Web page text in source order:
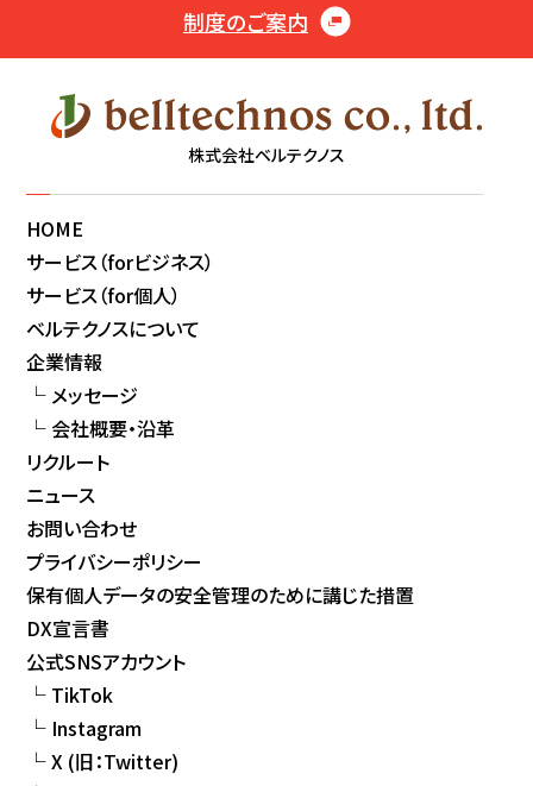
制度のご案内
株式会社ベルテクノス
HOME
サービス（forビジネス）
サービス（for個人）
ベルテクノスについて
企業情報
メッセージ
会社概要・沿革
リクルート
ニュース
お問い合わせ
プライバシーポリシー
保有個人データの安全管理のために講じた措置
DX宣言書
公式SNSアカウント
TikTok
Instagram
X (旧：Twitter)